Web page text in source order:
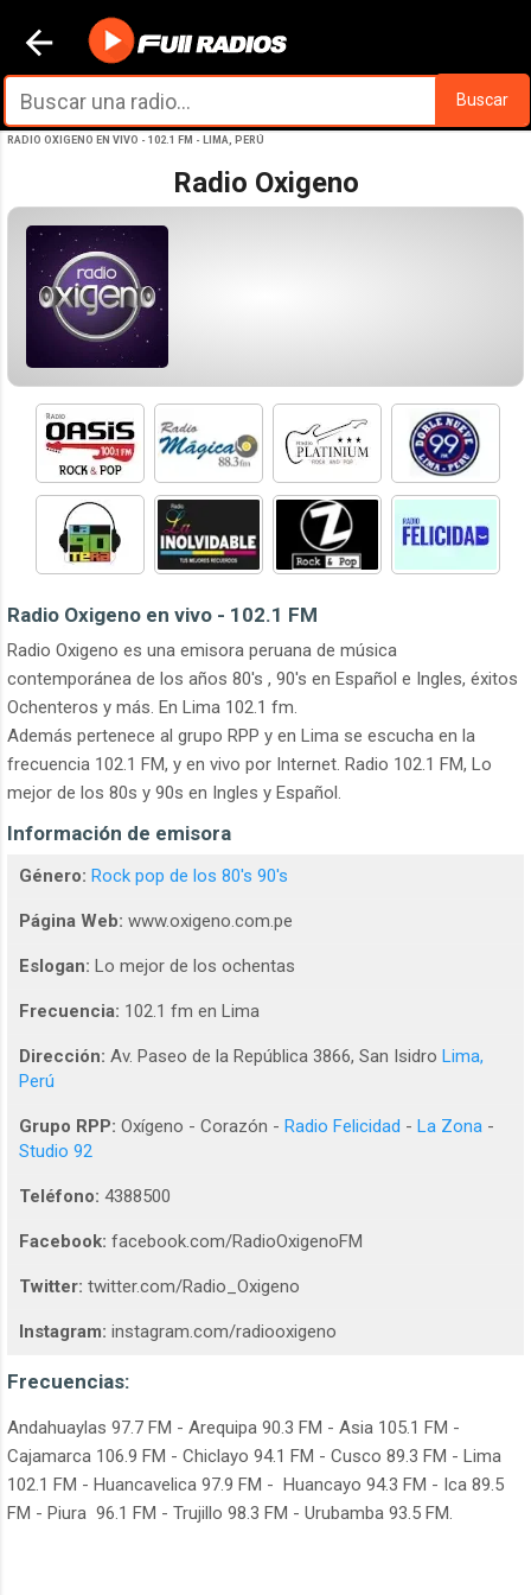
Ir al contenido principal
Buscar
RADIO OXIGENO EN VIVO - 102.1 FM - LIMA, PERÚ
Radio Oxigeno
Radio Oxigeno en vivo - 102.1 FM
Radio Oxigeno es una emisora peruana de música
contemporánea de los años 80's , 90's en Español e Ingles, éxitos
Ochenteros y más. En Lima 102.1 fm.
Además pertenece al grupo RPP y en Lima se escucha en la
frecuencia 102.1 FM, y en vivo por Internet. Radio 102.1 FM, Lo
mejor de los 80s y 90s en Ingles y Español.
Información de emisora
Género: Rock pop de los 80's 90's
Página Web: www.oxigeno.com.pe
Eslogan: Lo mejor de los ochentas
Frecuencia: 102.1 fm en Lima
Dirección: Av. Paseo de la República 3866, San Isidro Lima,
Perú
Grupo RPP: Oxígeno - Corazón - Radio Felicidad - La Zona -
Studio 92
Teléfono: 4388500
Facebook: facebook.com/RadioOxigenoFM
Twitter: twitter.com/Radio_Oxigeno
Instagram: instagram.com/radiooxigeno
Frecuencias:
Andahuaylas 97.7 FM - Arequipa 90.3 FM - Asia 105.1 FM -
Cajamarca 106.9 FM - Chiclayo 94.1 FM - Cusco 89.3 FM - Lima
102.1 FM - Huancavelica 97.9 FM - Huancayo 94.3 FM - Ica 89.5
FM - Piura 96.1 FM - Trujillo 98.3 FM - Urubamba 93.5 FM.